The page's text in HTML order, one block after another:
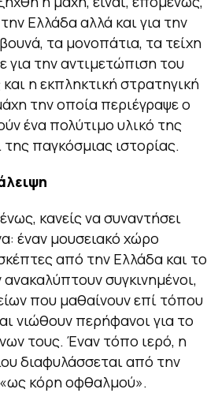
Ελλάδα αλλά και για την
τα μονοπάτια, τα τείχη
για την αντιμετώπιση του
η εκπληκτική στρατηγική
την οποία περιέγραψε ο
ένα πολύτιμο υλικό της
της παγκόσμιας ιστορίας.
κανείς να συναντήσει
έναν μουσειακό χώρο
από την Ελλάδα και το
συγκινημένοι,
που μαθαίνουν επί τόπου
νιώθουν περήφανοι για το
τους. Έναν τόπο ιερό, η
διαφυλάσσεται από την
«ως κόρη οφθαλμού».